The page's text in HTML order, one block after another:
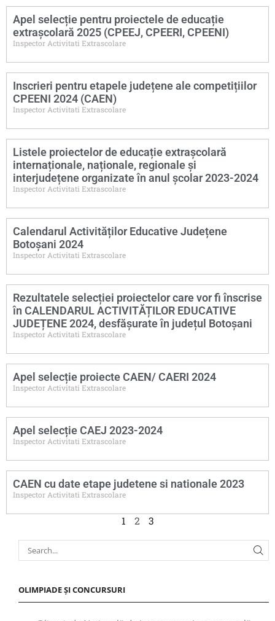
Apel selecție pentru proiectele de educație
extrașcolară 2025 (CPEEJ, CPEERI, CPEENI)
Inspector Activitati Extrascolare
Inscrieri pentru etapele județene ale competițiilor
CPEENI 2024 (CAEN)
Inspector Activitati Extrascolare
Listele proiectelor de educație extrașcolară
internaționale, naționale, regionale și
interjudețene organizate în anul școlar 2023-2024
Inspector Activitati Extrascolare
Calendarul Activităților Educative Județene
Botoșani 2024
Inspector Activitati Extrascolare
Rezultatele selecției proiectelor care vor fi înscrise
în CALENDARUL ACTIVITĂȚILOR EDUCATIVE
JUDEȚENE 2024, desfășurate în județul Botoșani
Inspector Activitati Extrascolare
Apel selecție proiecte CAEN/ CAERI 2024
Inspector Activitati Extrascolare
Apel selecție CAEJ 2023-2024
Inspector Activitati Extrascolare
CAEN cu date etape judetene si nationale 2023
Inspector Activitati Extrascolare
1 2 3
OLIMPIADE ȘI CONCURSURI